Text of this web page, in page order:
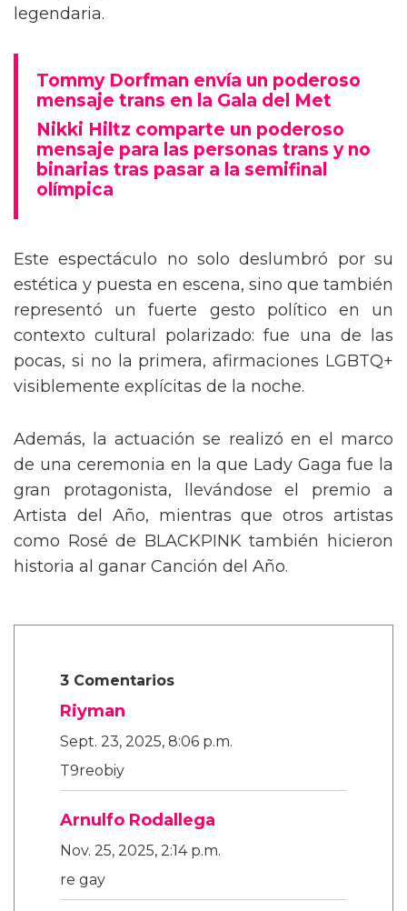
legendaria.
Tommy Dorfman envía un poderoso
mensaje trans en la Gala del Met
Nikki Hiltz comparte un poderoso
mensaje para las personas trans y no
binarias tras pasar a la semifinal
olímpica
Este espectáculo no solo deslumbró por su
estética y puesta en escena, sino que también
representó un fuerte gesto político en un
contexto cultural polarizado: fue una de las
pocas, si no la primera, afirmaciones LGBTQ+
visiblemente explícitas de la noche.
Además, la actuación se realizó en el marco
de una ceremonia en la que Lady Gaga fue la
gran protagonista, llevándose el premio a
Artista del Año, mientras que otros artistas
como Rosé de BLACKPINK también hicieron
historia al ganar Canción del Año.
3 Comentarios
Riyman
Sept. 23, 2025, 8:06 p.m.
T9reobiy
Arnulfo Rodallega
Nov. 25, 2025, 2:14 p.m.
re gay